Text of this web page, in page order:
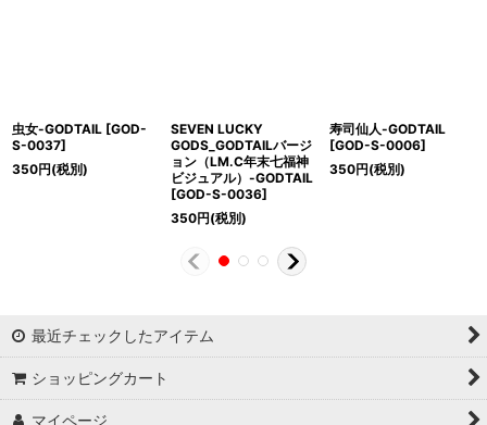
虫女-GODTAIL [GOD-
S-0037]
350円(税別)
SEVEN LUCKY
GODS_GODTAILバージ
ョン（LM.C年末七福神
ビジュアル）-GODTAIL
[GOD-S-0036]
350円(税別)
寿司仙人-GODTAIL
[GOD-S-0006]
350円(税別)
最近チェックしたアイテム
ショッピングカート
マイページ